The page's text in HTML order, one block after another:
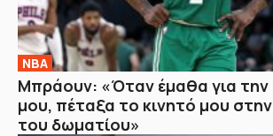
NBA
Μπράουν: «Όταν έμαθα για την
μου, πέταξα το κινητό μου
του δωματίου»